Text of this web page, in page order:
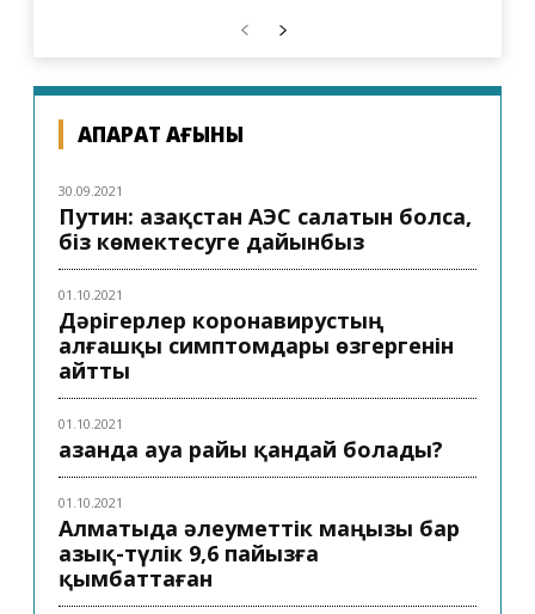
АҚПАРАТ АҒЫНЫ
30.09.2021
Путин: Қазақстан АЭС салатын болса,
біз көмектесуге дайынбыз
01.10.2021
Дәрігерлер коронавирустың
алғашқы симптомдары өзгергенін
айтты
01.10.2021
Қазанда ауа райы қандай болады?
01.10.2021
Алматыда әлеуметтік маңызы бар
азық-түлік 9,6 пайызға
қымбаттаған